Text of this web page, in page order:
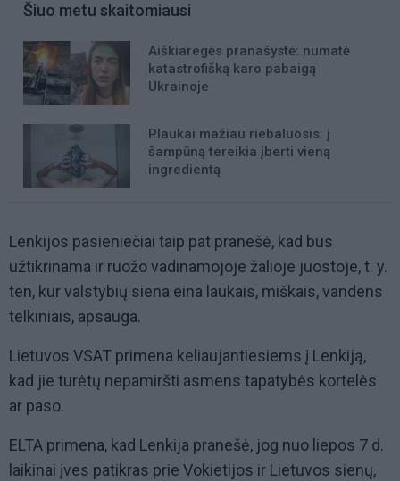
Šiuo metu skaitomiausi
Aiškiaregės pranašystė: numatė
katastrofišką karo pabaigą
Ukrainoje
Plaukai mažiau riebaluosis: į
šampūną tereikia įberti vieną
ingredientą
Lenkijos pasieniečiai taip pat pranešė, kad bus
užtikrinama ir ruožo vadinamojoje žalioje juostoje, t. y.
ten, kur valstybių siena eina laukais, miškais, vandens
telkiniais, apsauga.
Lietuvos VSAT primena keliaujantiesiems į Lenkiją,
kad jie turėtų nepamiršti asmens tapatybės kortelės
ar paso.
ELTA primena, kad Lenkija pranešė, jog nuo liepos 7 d.
laikinai įves patikras prie Vokietijos ir Lietuvos sienų,